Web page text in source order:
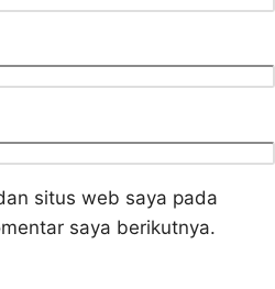
situs web saya pada
saya berikutnya.